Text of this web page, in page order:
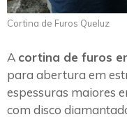
Cortina de Furos Queluz
A cortina de furos
para abertura em
espessuras maiores
com disco